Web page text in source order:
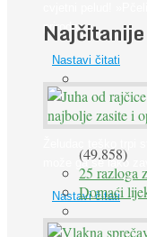
prirodne ...
Nastavi čitati
Želudac teško trpi
može ga se lako
Nastavi čitati
Najčitanije
(49.858)
25 razloga
Domaći